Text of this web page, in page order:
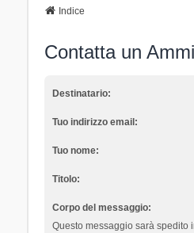
Indice
Contatta un
Destinatario:
Tuo indirizzo email:
Tuo nome:
Titolo:
Corpo del messaggio:
Questo messaggio sarà spedito